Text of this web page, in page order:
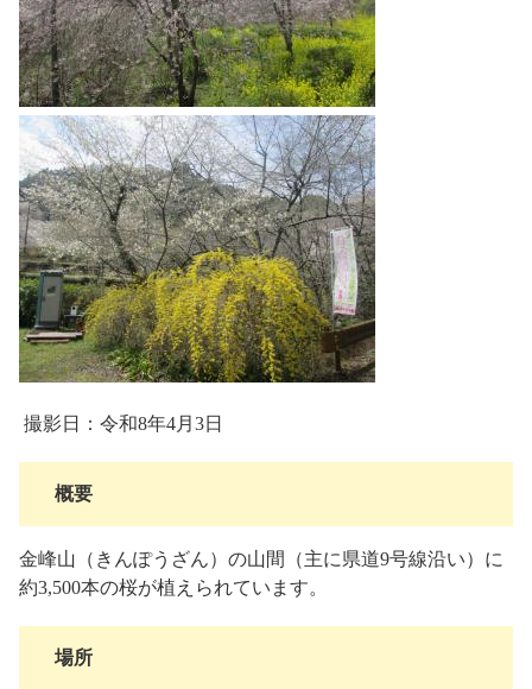
撮影日：令和8年4月3日
概要
金峰山（きんぽうざん）の山間（主に県道9号線沿い）に
約3,500本の桜が植えられています。
場所